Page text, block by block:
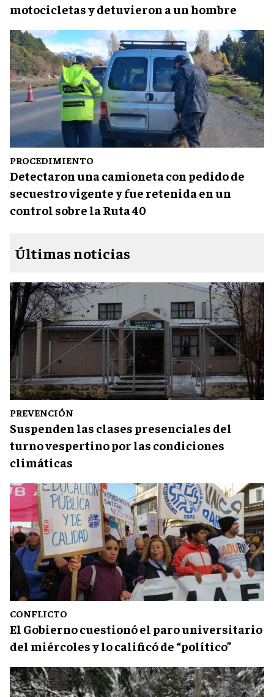
motocicletas y detuvieron a un hombre
PROCEDIMIENTO
Detectaron una camioneta con pedido de
secuestro vigente y fue retenida en un
control sobre la Ruta 40
Últimas noticias
PREVENCIÓN
Suspenden las clases presenciales del
turno vespertino por las condiciones
climáticas
CONFLICTO
El Gobierno cuestionó el paro universitario
del miércoles y lo calificó de “político”